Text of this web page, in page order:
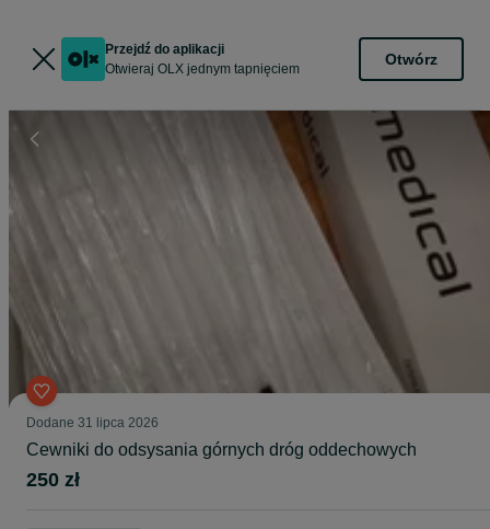
Przejdź do aplikacji
Otwieraj OLX jednym tapnięciem
Otwórz
Dodane 31 lipca 2026
Cewniki do odsysania górnych dróg oddechowych
250 zł